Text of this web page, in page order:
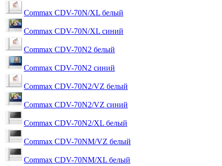
Commax CDV-70N/XL белый
Commax CDV-70N/XL синий
Commax CDV-70N2 белый
Commax CDV-70N2 синий
Commax CDV-70N2/VZ белый
Commax CDV-70N2/VZ синий
Commax CDV-70N2/XL белый
Commax CDV-70NM/VZ белый
Commax CDV-70NM/XL белый